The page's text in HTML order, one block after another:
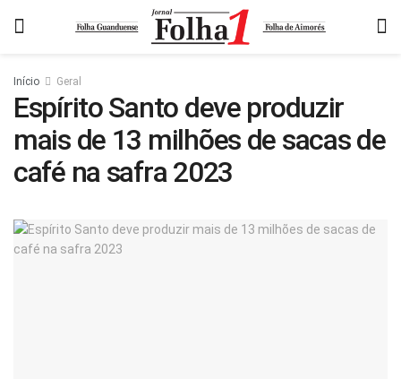
Início Geral
Espírito Santo deve produzir
mais de 13 milhões de sacas de
café na safra 2023